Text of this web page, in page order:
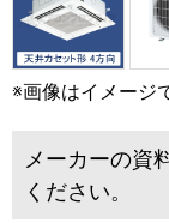
※画像はイメージ
メーカーの資
ください。